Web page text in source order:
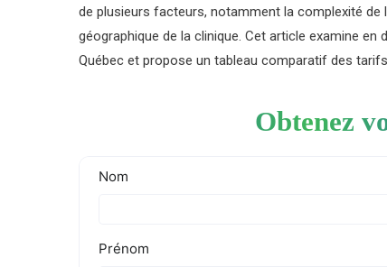
de plusieurs facteurs, notamment la complexité de
géographique de la clinique. Cet article examine
Québec et propose un tableau comparatif des
Obtenez